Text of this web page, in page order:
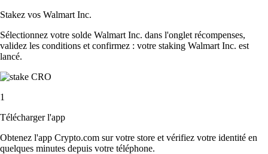
Stakez vos Walmart Inc.
Sélectionnez votre solde Walmart Inc. dans l'onglet récompenses,
validez les conditions et confirmez : votre staking Walmart Inc. est
lancé.
1
Télécharger l'app
Obtenez l'app Crypto.com sur votre store et vérifiez votre identité en
quelques minutes depuis votre téléphone.